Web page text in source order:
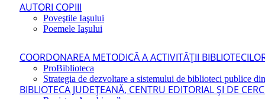
AUTORI COPIII
Poveştile Iaşului
Poemele Iaşului
COORDONAREA METODICĂ A ACTIVITĂŢII
ProBiblioteca
Strategia de dezvoltare a sistemului de biblioteci publice
BIBLIOTECA JUDEŢEANĂ, CENTRU EDITORIAL ŞI DE